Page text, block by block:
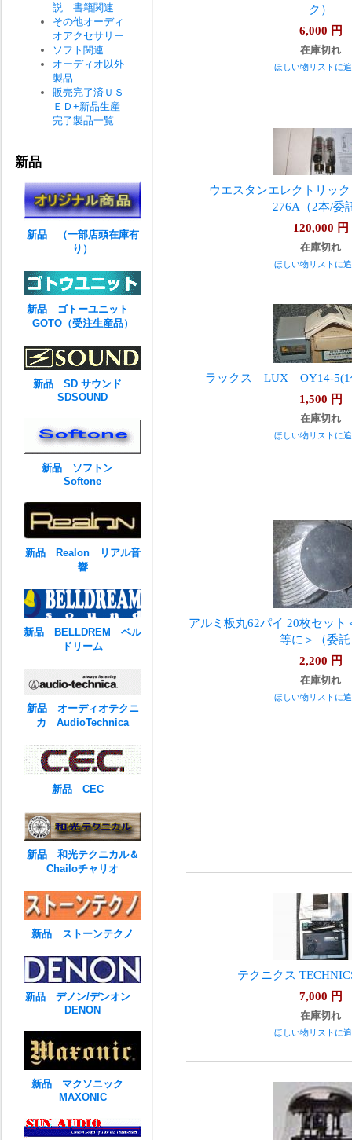
ク）
6,000 円
在庫切れ
ほしい物リストに
ウエスタンエレクトリック
276A（2本/委
120,000 円
在庫切れ
ほしい物リストに
ラックス LUX OY14-5(1
1,500 円
在庫切れ
ほしい物リストに
アルミ板丸62パイ 20枚セット
等に＞（委
2,200 円
在庫切れ
ほしい物リストに
テクニクス
7,000 円
在庫切れ
ほしい物リストに
説 書籍関連
その他オーディ
オアクセサリー
ソフト関連
オーディオ以外
製品
販売完了済ＵＳ
ＥＤ+新品生産
完了製品一覧
新品
新品 （一部店頭在庫有
り）
新品 ゴトーユニット
GOTO（受注生産品）
新品 SD サウンド
SDSOUND
新品 ソフトン
Softone
新品 Realon リアル音
響
新品 BELLDREM ベル
ドリーム
新品 オーディオテクニ
カ AudioTechnica
新品 CEC
新品 和光テクニカル＆
Chailoチャリオ
新品 ストーンテクノ
新品 デノン/デンオン
DENON
新品 マクソニック
MAXONIC